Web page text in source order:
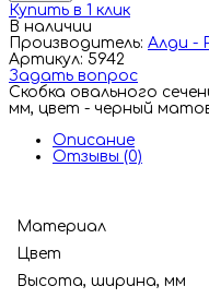
Купить в 1 клик
В наличии
Производитель: Алди -
Артикул: 5942
Задать вопрос
Скобка овального
мм, цвет - черный
Описание
Отзывы (0)
Материал
Цвет
Высота, ширина, мм